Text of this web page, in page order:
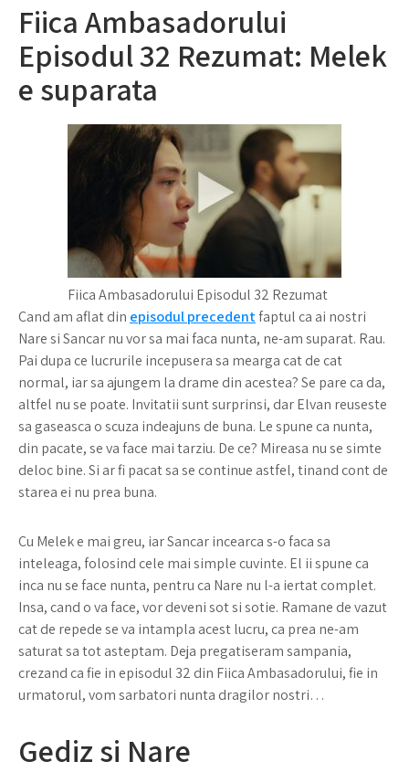
Fiica Ambasadorului
Episodul 32 Rezumat: Melek
e suparata
Fiica Ambasadorului Episodul 32 Rezumat
Cand am aflat din episodul precedentfaptul ca ai nostri
Nare si Sancar nu vor sa mai faca nunta, ne-am suparat. Rau.
Pai dupa ce lucrurile incepusera sa mearga cat de cat
normal, iar sa ajungem la drame din acestea? Se pare ca da,
altfel nu se poate. Invitatii sunt surprinsi, dar Elvan reuseste
sa gaseasca o scuza indeajuns de buna. Le spune ca nunta,
din pacate, se va face mai tarziu. De ce? Mireasa nu se simte
deloc bine. Si ar fi pacat sa se continue astfel, tinand cont de
starea ei nu prea buna.
Cu Melek e mai greu, iar Sancar incearca s-o faca sa
inteleaga, folosind cele mai simple cuvinte. El ii spune ca
inca nu se face nunta, pentru ca Nare nu l-a iertat complet.
Insa, cand o va face, vor deveni sot si sotie. Ramane de vazut
cat de repede se va intampla acest lucru, ca prea ne-am
saturat sa tot asteptam. Deja pregatiseram sampania,
crezand ca fie in episodul 32 din Fiica Ambasadorului, fie in
urmatorul, vom sarbatori nunta dragilor nostri…
Gediz si Nare